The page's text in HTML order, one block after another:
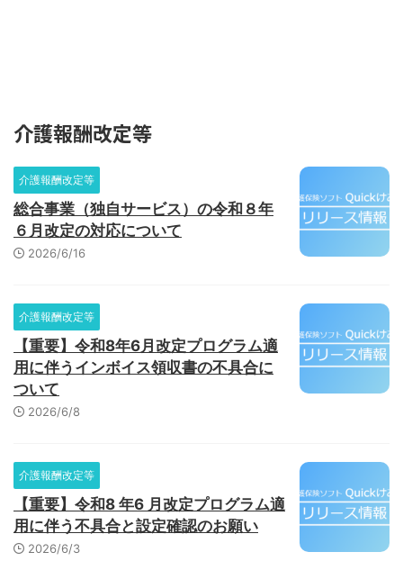
介護報酬改定等
介護報酬改定等
総合事業（独自サービス）の令和８年
６月改定の対応について
2026/6/16
介護報酬改定等
【重要】令和8年6月改定プログラム適
用に伴うインボイス領収書の不具合に
ついて
2026/6/8
介護報酬改定等
【重要】令和8 年6 月改定プログラム適
用に伴う不具合と設定確認のお願い
2026/6/3